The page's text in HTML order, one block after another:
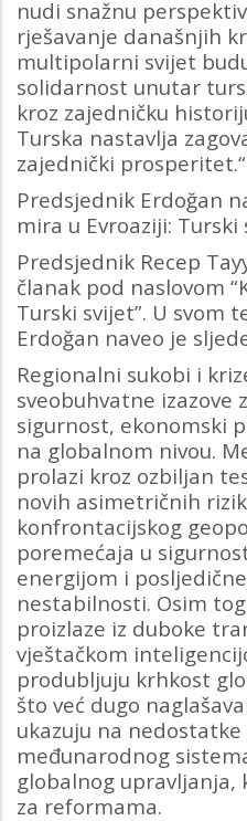
nudi snažnu
rješavanje današnjih
multipolarni svijet
solidarnost unutar
kroz zajedničku
Turska nastavlja
zajednički prosperitet.“
Predsjednik Erdoğan
mira u Evroaziji: Turski
Predsjednik Recep
članak pod naslovom
Turski svijet”. U svom
Erdoğan naveo je
Regionalni sukobi i
sveobuhvatne izazove
sigurnost, ekonomski
na globalnom nivou.
prolazi kroz ozbiljan
novih asimetričnih
konfrontacijskog
poremećaja u
energijom i
nestabilnosti. Osim
proizlaze iz duboke
vještačkom
produbljuju krhkost
što već dugo
ukazuju na
međunarodnog
globalnog
za reformama.